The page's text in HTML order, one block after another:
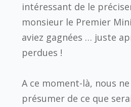
intéressant de le
monsieur le Premier
aviez gagnées … juste
perdues !
A ce moment-là, nous
présumer de ce que